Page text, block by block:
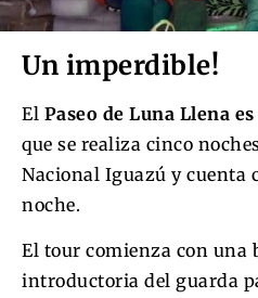
Un imperdible!
El Paseo de Luna Llena
que se realiza cinco
Nacional Iguazú y cuenta
noche.
El tour comienza con una
introductoria del guarda